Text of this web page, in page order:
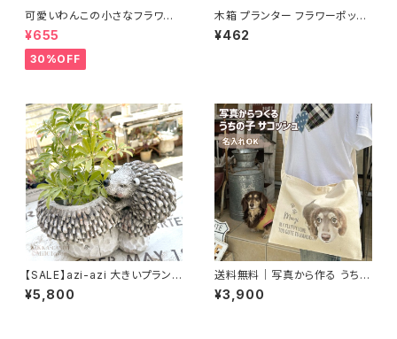
可愛いわんこの小さなフラワー
ポット 犬のミニポット クシェシ
オポット /多肉用ポット 多肉植
物 寄せ植え ガーデニング
¥655
30%OFF
木箱 プランター フラワーポット
迎春ウッドボックスS
¥462
【SALE】azi-azi 大きいプランタ
ー ハリネズミとキノコのプラン
ター 送料無料
¥5,800
送料無料｜写真から作る うちの
子キャンバスサコッシュ｜名入れ
無料・ナチュラル素材
¥3,900